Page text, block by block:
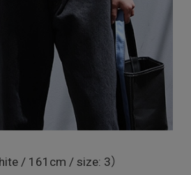
/ 161cm / size: 3）